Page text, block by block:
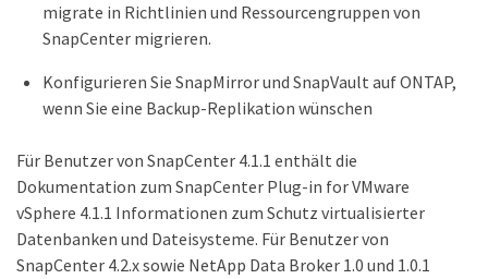
migrate in Richtlinien und Ressourcengruppen von
SnapCenter migrieren.
Konfigurieren Sie SnapMirror und SnapVault auf ONTAP,
wenn Sie eine Backup-Replikation wünschen
Für Benutzer von SnapCenter 4.1.1 enthält die
Dokumentation zum SnapCenter Plug-in for VMware
vSphere 4.1.1 Informationen zum Schutz virtualisierter
Datenbanken und Dateisysteme. Für Benutzer von
SnapCenter 4.2.x sowie NetApp Data Broker 1.0 und 1.0.1